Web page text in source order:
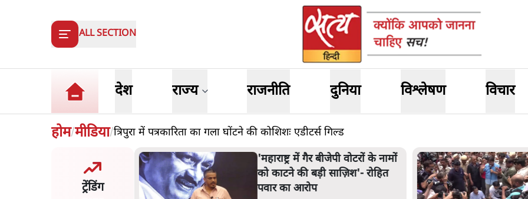
ALL SECTION
देश राज्य राजनीति दुनिया विश्लेषण विचार
होम/मीडिया/त्रिपुरा में पत्रकारिता का गला घोंटने की कोशिशः एडीटर्स गिल्ड
ट्रेंडिंग
ने डाबर शहद, गाय के घी और
उत्पाद की बिक्री पर रोक
'महाराष्ट्र में गैर बीजेपी वोटरों के नामों
को काटने की बड़ी साज़िश'- रोहित
पवार का आरोप